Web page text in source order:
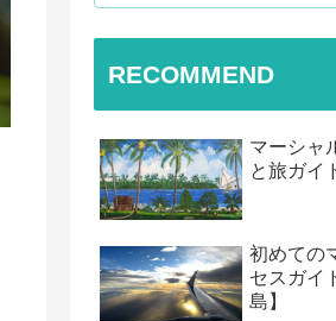
お願いし
RECOMMEND
マーシャ
と旅ガイ
初めての
セスガイ
島】